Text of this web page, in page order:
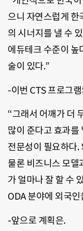
으니 자연스럽게 한
의 시너지를 낼 수
에듀테크 수준이 높
술이 있다.”
-이번 CTS 프로그
“그래서 어깨가 더
많이 준다고 효과를
전문성이 필요하다.
물론 비즈니스 모델
가 얼마나 잘 할 수
ODA 분야에 외국
-앞으로 계획은.